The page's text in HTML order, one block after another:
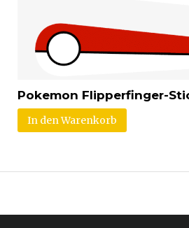
Pokemon Flipperfinger-
In den Warenkorb